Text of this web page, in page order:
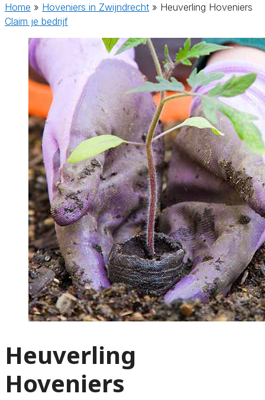
Home » Hoveniers in Zwijndrecht » Heuverling Hoveniers
Claim je bedrijf
Heuverling
Hoveniers